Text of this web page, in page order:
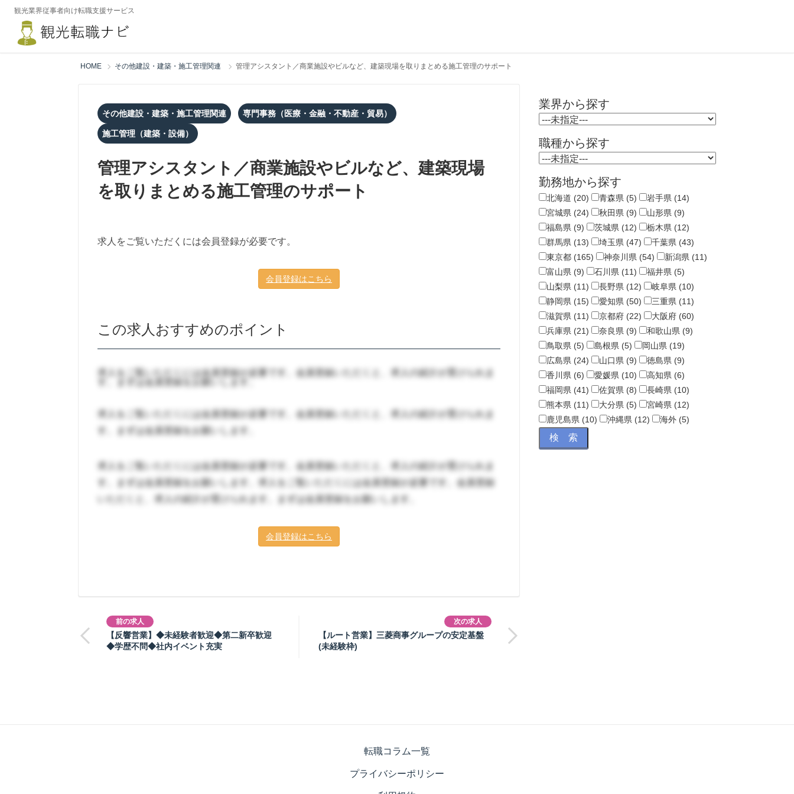
観光業界従事者向け転職支援サービス
HOME その他建設・建築・施工管理関連 管理アシスタント／商業施設やビルなど、建築現場を取りまとめる施工管理のサポート
その他建設・建築・施工管理関連 専門事務（医療・金融・不動産・貿易）
施工管理（建築・設備）
管理アシスタント／商業施設やビルなど、建築現場
を取りまとめる施工管理のサポート
求人をご覧いただくには会員登録が必要です。
会員登録はこちら
この求人おすすめのポイント
求人をご覧いただくには会員登録が必要です。会員登録いただくと、求人の紹介が受けられま
す。まずは会員登録をお願いします。
求人をご覧いただくには会員登録が必要です。会員登録いただくと、求人の紹介が受けられま
す。まずは会員登録をお願いします。
求人をご覧いただくには会員登録が必要です。会員登録いただくと、求人の紹介が受けられま
す。まずは会員登録をお願いします。求人をご覧いただくには会員登録が必要です。会員登録
いただくと、求人の紹介が受けられます。まずは会員登録をお願いします。
会員登録はこちら
前の求人
【反響営業】◆未経験者歓迎◆第二新卒歓迎
◆学歴不問◆社内イベント充実
次の求人
【ルート営業】三菱商事グループの安定基盤
(未経験枠)
業界から探す
職種から探す
勤務地から探す
北海道 (20) 青森県 (5)
岩手県 (14)
宮城県 (24)
秋田県 (9)
山形県 (9)
福島県 (9)
茨城県 (12)
栃木県 (12)
群馬県 (13)
埼玉県 (47)
千葉県 (43)
東京都 (165)
神奈川県 (54)
新潟県 (11)
富山県 (9)
石川県 (11)
福井県 (5)
山梨県 (11)
長野県 (12)
岐阜県 (10)
静岡県 (15)
愛知県 (50)
三重県 (11)
滋賀県 (11)
京都府 (22)
大阪府 (60)
兵庫県 (21)
奈良県 (9)
和歌山県 (9)
鳥取県 (5)
島根県 (5)
岡山県 (19)
広島県 (24)
山口県 (9)
徳島県 (9)
香川県 (6)
愛媛県 (10)
高知県 (6)
福岡県 (41)
佐賀県 (8)
長崎県 (10)
熊本県 (11)
大分県 (5)
宮崎県 (12)
鹿児島県 (10)
沖縄県 (12) 海外 (5)
転職コラム一覧
プライバシーポリシー